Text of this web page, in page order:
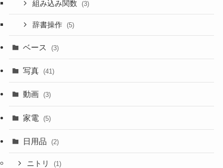
組み込み関数 (3)
辞書操作 (5)
ベース (3)
写真 (41)
動画 (3)
家電 (5)
日用品 (2)
ニトリ (1)